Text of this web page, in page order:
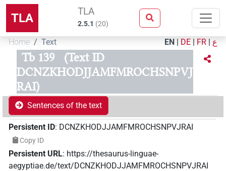
TLA TLA
2.5.1 (20)
Home Text EN | DE | FR | ع
Tb 139
(Text ID
DCNZKHODJJAMFMROCHSNPVJ
RAI)
Sentences of the text
Persistent ID: DCNZKHODJJAMFMROCHSNPVJRAI
Copy ID
Persistent URL: https://thesaurus-linguae-
aegyptiae.de/text/DCNZKHODJJAMFMROCHSNPVJRAI